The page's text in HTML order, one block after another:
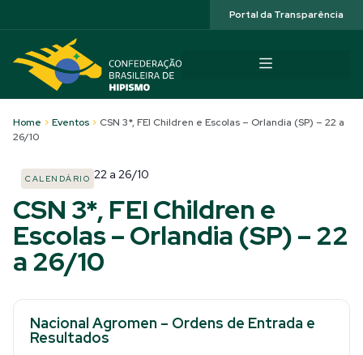
Portal da Transparência
Home > Eventos > CSN 3*, FEI Children e Escolas – Orlandia (SP) – 22 a
26/10
CALENDÁRIO 22 a 26/10
CSN 3*, FEI Children e
Escolas – Orlandia (SP) – 22
a 26/10
Nacional Agromen – Ordens de Entrada e
Resultados